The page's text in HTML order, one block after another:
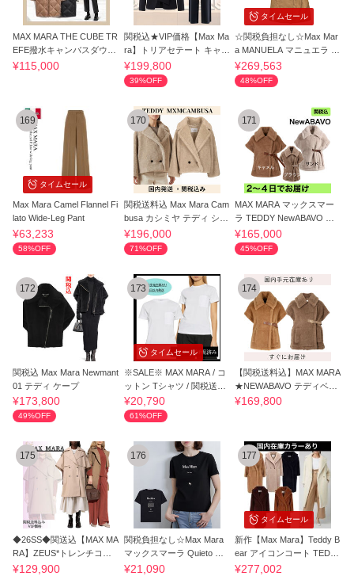
MAX MARA THE CUBE TR
EFE撥水キャンバスダウン
ジャケット
¥115,000
関税込★VIP価格【Max Ma
ra】トリアセテート キャデ
ィSET UP
¥199,800
39%OFF
タイムセール
☆関税負担なし☆Max Mar
a MANUELA マニュエラ コ
ート
¥269,563
48%OFF
タイムセール
169
Max Mara Camel Flannel Fi
lato Wide-Leg Pant
¥63,233
58%OFF
170
関税送料込 Max Mara Cam
busa カシミヤ テディ ショ
ートコート
¥196,000
71%OFF
171
MAX MARA マックスマー
ラ TEDDY NewABAVO ケ
ープ
¥165,000
45%OFF
172
関税込 Max Mara Newmant
01 テディ ケープ
¥173,800
49%OFF
タイムセール
173
※SALE※ MAX MARA / コ
ットン Tシャツ / 関税送料
込
¥20,790
61%OFF
174
【関税送料込】MAX MARA
★NEWABAVO テディベア
ケープ
¥169,800
175
◆26SS◆関送込【MAX MA
RA】ZEUS*トレンチコー
ト*クローク
¥129,900
176
関税負担なし☆Max Mara
マックスマーラ Quieto コ
ットンTシャツ
¥21,090
タイムセール
177
新作【Max Mara】Teddy B
ear アイコンコート TEDGI
RL
¥277,002